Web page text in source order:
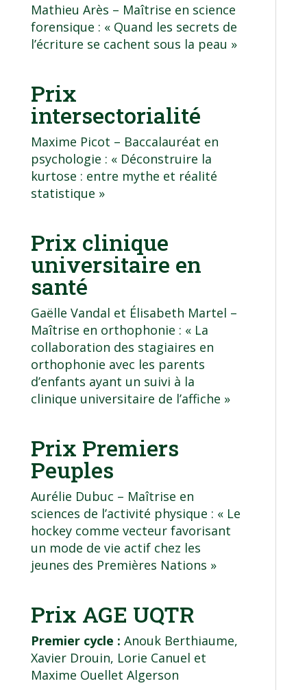
Mathieu Arès – Maîtrise en science
forensique : « Quand les secrets de
l’écriture se cachent sous la peau »
Prix
intersectorialité
Maxime Picot – Baccalauréat en
psychologie : « Déconstruire la
kurtose : entre mythe et réalité
statistique »
Prix clinique
universitaire en
santé
Gaëlle Vandal et Élisabeth Martel –
Maîtrise en orthophonie : « La
collaboration des stagiaires en
orthophonie avec les parents
d’enfants ayant un suivi à la
clinique universitaire de l’affiche »
Prix Premiers
Peuples
Aurélie Dubuc – Maîtrise en
sciences de l’activité physique : « Le
hockey comme vecteur favorisant
un mode de vie actif chez les
jeunes des Premières Nations »
Prix AGE UQTR
Premier cycle : Anouk Berthiaume,
Xavier Drouin, Lorie Canuel et
Maxime Ouellet Algerson